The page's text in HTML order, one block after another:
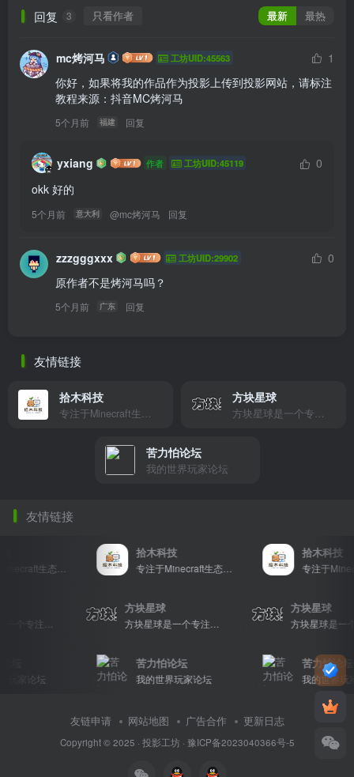
回复 3 只看作者 最新 最热
mc烤河马 工坊UID:45563
1
你好，如果将我的作品作为投影上传到投影网站，请标注
教程来源：抖音MC烤河马
5个月前 福建 回复
yxiang 作者 工坊UID:45119
0
okk 好的
5个月前 意大利 @mc烤河马 回复
zzzgggxxx 工坊UID:29902
0
原作者不是烤河马吗？
5个月前 广东 回复
友情链接
拾木科技
专注于Minecraft生态建设
方块星球
方块星球是一个专注于我的世界的中文论坛，提供丰富的资源分享、玩家交流和创意展示，包括地图、皮肤、数据包等内容，打造Minecraft玩家的专属社区乐园！
苦力怕论坛
我的世界玩家论坛
友情链接
专注于Minecraft生态建设
拾木科技
专注于Minecraft生态建设
拾木科技
方块星球 方块星球
家论坛
苦力怕论坛
我的世界玩家论坛
苦力怕论坛
我的世界玩家
友链申请 网站地图 广告合作 更新日志
Copyright © 2025 · 投影工坊· 豫ICP备2023040366号-5